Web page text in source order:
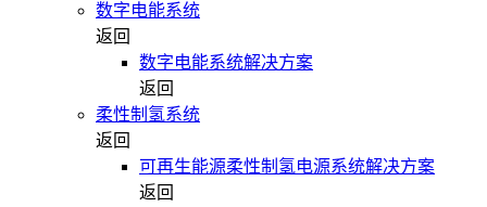
数字电能系统
返回
数字电能系统解决方案
返回
柔性制氢系统
返回
可再生能源柔性制氢电源系统解决方案
返回